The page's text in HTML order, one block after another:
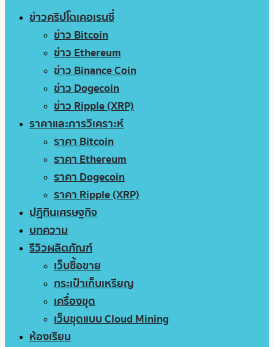
ข่าวคริปโตเคอเรนซี่
ข่าว Bitcoin
ข่าว Ethereum
ข่าว Binance Coin
ข่าว Dogecoin
ข่าว Ripple (XRP)
ราคาและการวิเคราะห์
ราคา Bitcoin
ราคา Ethereum
ราคา Dogecoin
ราคา Ripple (XRP)
ปฏิทินเศรษฐกิจ
บทความ
รีวิวผลิตภัณฑ์
เว็บซื้อขาย
กระเป๋าเก็บเหรียญ
เครื่องขุด
เว็บขุดแบบ Cloud Mining
ห้องเรียน